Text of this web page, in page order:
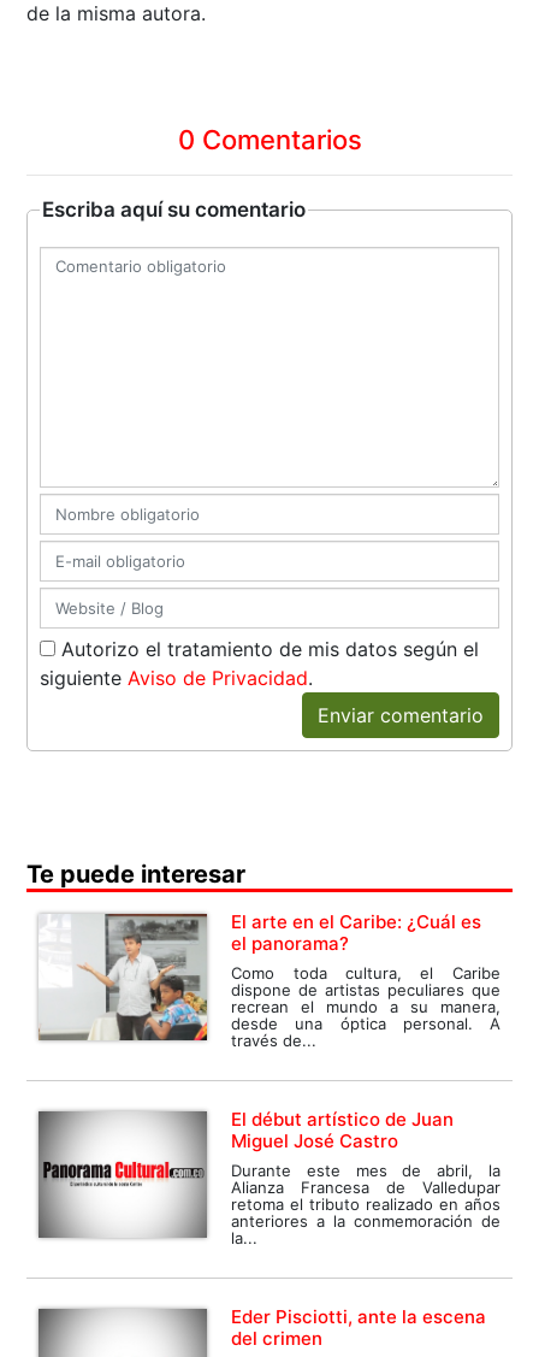
de la misma autora.
0 Comentarios
Escriba aquí su comentario
Autorizo el tratamiento de mis datos según el
siguienteAviso de Privacidad.
Enviar comentario
Te puede interesar
El arte en el Caribe: ¿Cuál es
el panorama?
Como toda cultura, el Caribe
dispone de artistas peculiares que
recrean el mundo a su manera,
desde una óptica personal. A
través de...
El début artístico de Juan
Miguel José Castro
Durante este mes de abril, la
Alianza Francesa de Valledupar
retoma el tributo realizado en años
anteriores a la conmemoración de
la...
Eder Pisciotti, ante la escena
del crimen